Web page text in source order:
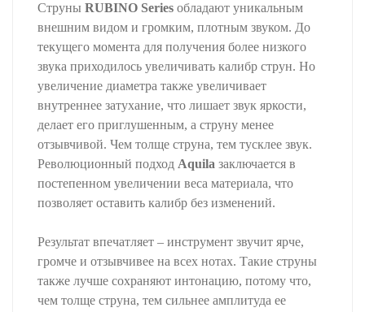
Струны RUBINO Series обладают уникальным
внешним видом и громким, плотным звуком. До
текущего момента для получения более низкого
звука приходилось увеличивать калибр струн. Но
увеличение диаметра также увеличивает
внутреннее затухание, что лишает звук яркости,
делает его приглушенным, а струну менее
отзывчивой. Чем толще струна, тем тусклее звук.
Революционный подход Aquila заключается в
постепенном увеличении веса материала, что
позволяет оставить калибр без изменений.
Результат впечатляет – инструмент звучит ярче,
громче и отзывчивее на всех нотах. Такие струны
также лучше сохраняют интонацию, потому что,
чем толще струна, тем сильнее амплитуда ее